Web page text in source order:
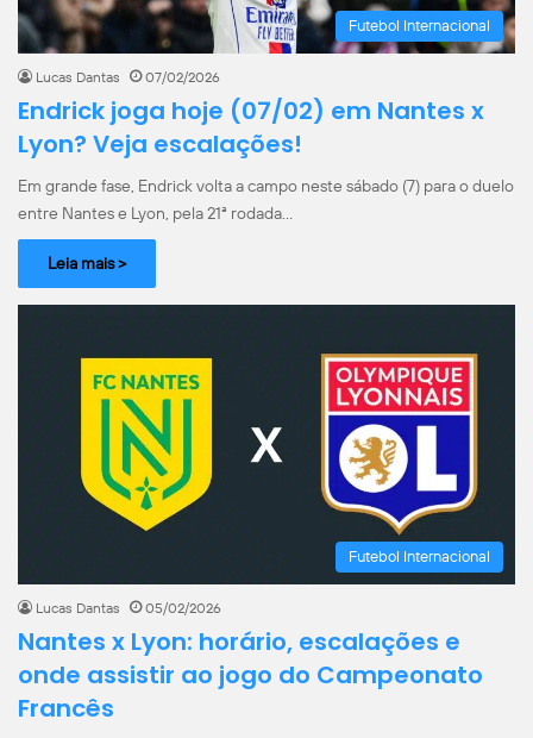
Futebol Internacional
Lucas Dantas 07/02/2026
Endrick joga hoje (07/02) em Nantes x
Lyon? Veja escalações!
Em grande fase, Endrick volta a campo neste sábado (7) para o duelo
entre Nantes e Lyon, pela 21ª rodada…
Leia mais >
Futebol Internacional
Lucas Dantas 05/02/2026
Nantes x Lyon: horário, escalações e
onde assistir ao jogo do Campeonato
Francês